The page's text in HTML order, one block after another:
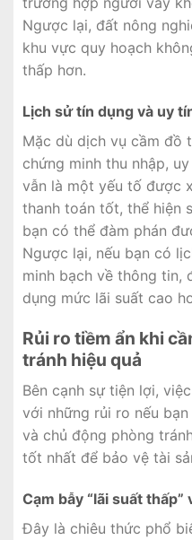
Ngược lại, đất nông
khu vực quy hoạch
thấp hơn.
Lịch sử tín dụng và uy
Mặc dù dịch vụ cầm đồ
chứng minh thu nhập,
vẫn là một yếu tố được
thanh toán tốt, thể hiện
bạn có thể đàm phán
Ngược lại, nếu bạn có
minh bạch về thông tin,
dụng mức lãi suất cao
Rủi ro tiềm ẩn khi
tránh hiệu quả
Bên cạnh sự tiện lợi,
với những rủi ro nếu
và chủ động phòng
tốt nhất để bảo vệ tài
Cạm bẫy “lãi suất thấp”
Đây là chiêu thức phổ